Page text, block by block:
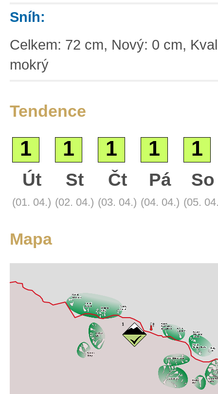
Sníh:
Celkem: 72 cm, Nový: 0 cm,
mokrý
Tendence
1 1 1 1 1
Út
(01. 04.)
St
(02. 04.)
Čt
(03. 04.)
Pá
(04. 04.)
So
(05.
Mapa
Základní
Satelitní